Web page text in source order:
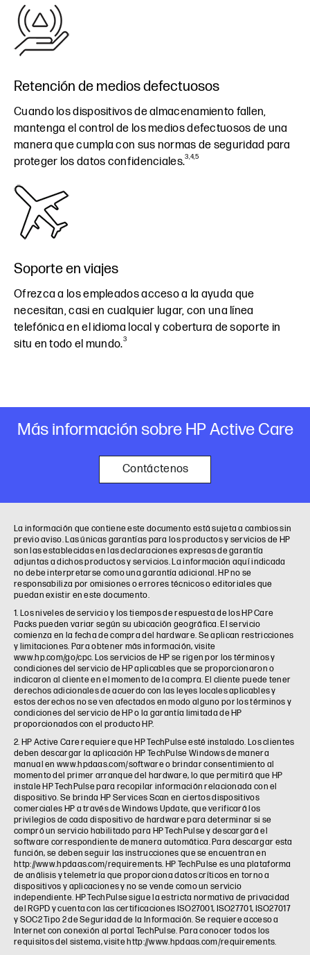
Retención de medios defectuosos
Cuando los dispositivos de almacenamiento fallen,
mantenga el control de los medios defectuosos de una
manera que cumpla con sus normas de seguridad para
proteger los datos confidenciales.3,4,5
Soporte en viajes
Ofrezca a los empleados acceso a la ayuda que
necesitan, casi en cualquier lugar, con una línea
telefónica en el idioma local y cobertura de soporte in
situ en todo el mundo.3
Más información sobre HP Active Care
Contáctenos
La información que contiene este documento está sujeta a cambios sin
previo aviso. Las únicas garantías para los productos y servicios de HP
son las establecidas en las declaraciones expresas de garantía
adjuntas a dichos productos y servicios. La información aquí indicada
no debe interpretarse como una garantía adicional. HP no se
responsabiliza por omisiones o errores técnicos o editoriales que
puedan existir en este documento.
1. Los niveles de servicio y los tiempos de respuesta de los HP Care
Packs pueden variar según su ubicación geográfica. El servicio
comienza en la fecha de compra del hardware. Se aplican restricciones
y limitaciones. Para obtener más información, visite
www.hp.com/go/cpc. Los servicios de HP se rigen por los términos y
condiciones del servicio de HP aplicables que se proporcionaron o
indicaron al cliente en el momento de la compra. El cliente puede tener
derechos adicionales de acuerdo con las leyes locales aplicables y
estos derechos no se ven afectados en modo alguno por los términos y
condiciones del servicio de HP o la garantía limitada de HP
proporcionados con el producto HP.
2. HP Active Care requiere que HP TechPulse esté instalado. Los clientes
deben descargar la aplicación HP TechPulse Windows de manera
manual en www.hpdaas.com/software o brindar consentimiento al
momento del primer arranque del hardware, lo que permitirá que HP
instale HP TechPulse para recopilar información relacionada con el
dispositivo. Se brinda HP Services Scan en ciertos dispositivos
comerciales HP a través de Windows Update, que verificará los
privilegios de cada dispositivo de hardware para determinar si se
compró un servicio habilitado para HP TechPulse y descargará el
software correspondiente de manera automática. Para descargar esta
función, se deben seguir las instrucciones que se encuentran en
http://www.hpdaas.com/requirements. HP TechPulse es una plataforma
de análisis y telemetría que proporciona datos críticos en torno a
dispositivos y aplicaciones y no se vende como un servicio
independiente. HP TechPulse sigue la estricta normativa de privacidad
del RGPD y cuenta con las certificaciones ISO27001, ISO27701, ISO27017
y SOC2 Tipo 2 de Seguridad de la Información. Se requiere acceso a
Internet con conexión al portal TechPulse. Para conocer todos los
requisitos del sistema, visite http://www.hpdaas.com/requirements.